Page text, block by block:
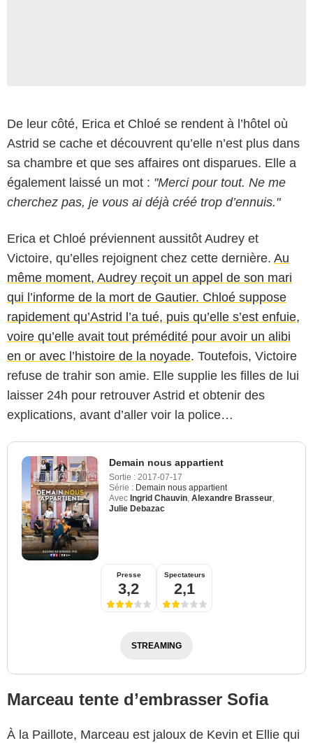
De leur côté, Erica et Chloé se rendent à l’hôtel où
Astrid se cache et découvrent qu’elle n’est plus dans
sa chambre et que ses affaires ont disparues. Elle a
également laissé un mot : "Merci pour tout. Ne me
cherchez pas, je vous ai déjà créé trop d’ennuis."
Erica et Chloé préviennent aussitôt Audrey et
Victoire, qu’elles rejoignent chez cette dernière. Au
même moment, Audrey reçoit un appel de son mari
qui l’informe de la mort de Gautier. Chloé suppose
rapidement qu’Astrid l’a tué, puis qu’elle s’est enfuie,
voire qu’elle avait tout prémédité pour avoir un alibi
en or avec l’histoire de la noyade. Toutefois, Victoire
refuse de trahir son amie. Elle supplie les filles de lui
laisser 24h pour retrouver Astrid et obtenir des
explications, avant d’aller voir la police…
Demain nous appartient
Sortie : 2017-07-17
Série : Demain nous appartient
Avec Ingrid Chauvin Alexandre Brasseur
Julie Debazac
Presse
3,2
Spectateurs
2,1
STREAMING
Marceau tente d’embrasser Sofia
À la Paillote, Marceau est jaloux de Kevin et Ellie qui